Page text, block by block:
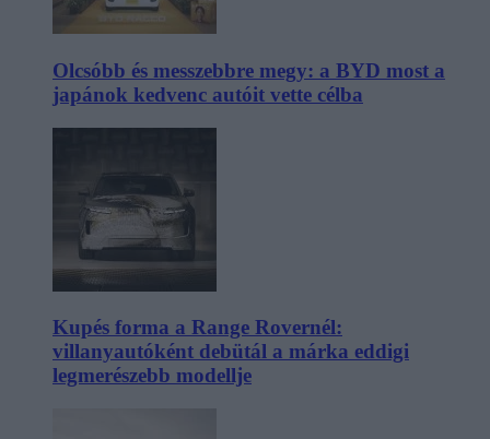
Olcsóbb és messzebbre megy: a BYD most a
japánok kedvenc autóit vette célba
Kupés forma a Range Rovernél:
villanyautóként debütál a márka eddigi
legmerészebb modellje